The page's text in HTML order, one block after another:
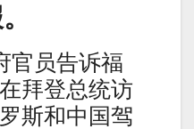
官员告诉福
拜登总统访
斯和中国驾